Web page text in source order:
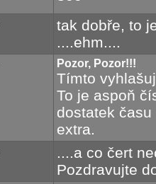
tak dobře, to
....ehm....
Pozor, Pozor!!!
Tímto
To je aspoň
dostatek
extra.
....a co čert
Pozdravujte